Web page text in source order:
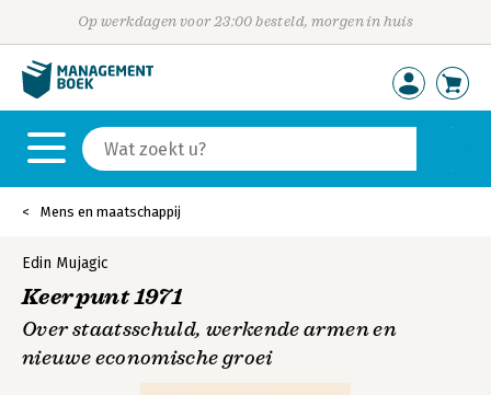
Op werkdagen voor 23:00 besteld, morgen in huis
Mens en maatschappij
Edin Mujagic
Keerpunt 1971
Over staatsschuld, werkende armen en
nieuwe economische groei